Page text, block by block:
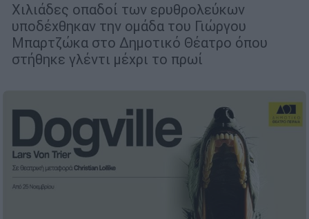
Χιλιάδες οπαδοί των ερυθρολεύκων
υποδέχθηκαν την ομάδα του Γιώργου
Μπαρτζώκα στο Δημοτικό Θέατρο όπου
στήθηκε γλέντι μέχρι το πρωί